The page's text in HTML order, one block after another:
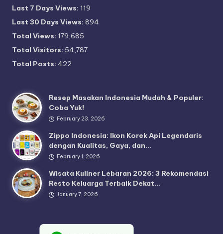
Last 7 Days Views: 119
Last 30 Days Views: 894
Total Views: 179,685
Total Visitors: 54,787
Total Posts: 422
Resep Masakan Indonesia Mudah & Populer:
Coba Yuk!
February 23, 2026
Zippo Indonesia: Ikon Korek Api Legendaris
dengan Kualitas, Gaya, dan…
February 1, 2026
Wisata Kuliner Lebaran 2026: 3 Rekomendasi
Resto Keluarga Terbaik Dekat…
January 7, 2026